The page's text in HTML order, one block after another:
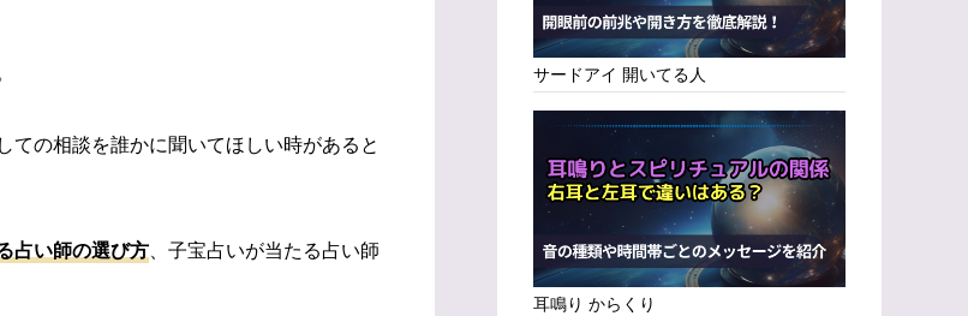
の相談を誰かに聞いてほしい時があると
占い師の選び方、子宝占いが当たる占い師
サードアイ 開いてる人
耳鳴り からくり